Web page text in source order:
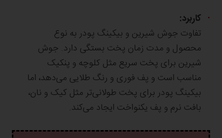
کاربرد:
تفاوت جوش شیرین و بیکینگ پودر به نوع
محصول و مدت زمان پخت بستگی دارد. جوش
شیرین برای پخت سریع مثل کلوچه و پنکیک
مناسب است و پف فوری و رنگ طلایی می‌دهد، اما
بیکینگ پودر برای پخت طولانی‌تر مثل کیک و نان،
بافت نرم و پف یکنواخت ایجاد می‌کند.